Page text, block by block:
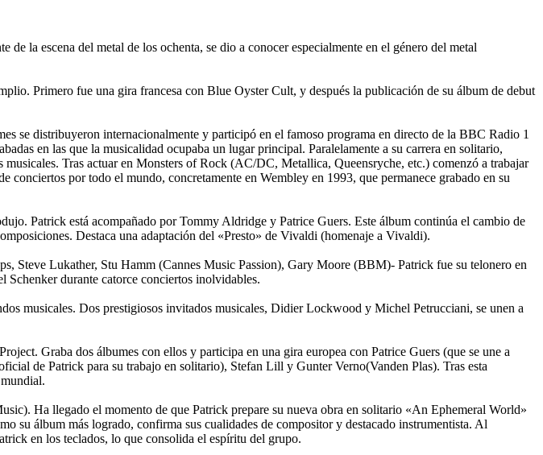
la escena del metal de los ochenta, se dio a conocer especialmente en el género del metal
Primero fue una gira francesa con Blue Oyster Cult, y después la publicación de su álbum de debut
se distribuyeron internacionalmente y participó en el famoso programa en directo de la BBC Radio 1
en las que la musicalidad ocupaba un lugar principal. Paralelamente a su carrera en solitario,
Tras actuar en Monsters of Rock (AC/DC, Metallica, Queensryche, etc.) comenzó a trabajar
por todo el mundo, concretamente en Wembley en 1993, que permanece grabado en su
Patrick está acompañado por Tommy Aldridge y Patrice Guers. Este álbum continúa el cambio de
Destaca una adaptación del «Presto» de Vivaldi (homenaje a Vivaldi).
Steve Lukather, Stu Hamm (Cannes Music Passion), Gary Moore (BBM)- Patrick fue su telonero en
durante catorce conciertos inolvidables.
musicales. Dos prestigiosos invitados musicales, Didier Lockwood y Michel Petrucciani, se unen a
Graba dos álbumes con ellos y participa en una gira europea con Patrice Guers (que se une a
de Patrick para su trabajo en solitario), Stefan Lill y Gunter Verno(Vanden Plas). Tras esta
Ha llegado el momento de que Patrick prepare su nueva obra en solitario «An Ephemeral World»
su álbum más logrado, confirma sus cualidades de compositor y destacado instrumentista. Al
en los teclados, lo que consolida el espíritu del grupo.